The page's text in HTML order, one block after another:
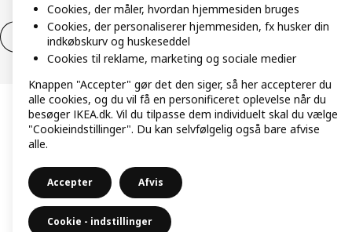
Fortryd dit køb Fortryd dit køb af service
Cookies, der måler, hvordan hjemmesiden bruges
Cookies, der personaliserer hjemmesiden, fx husker din
indkøbskurv og huskeseddel
Cookies til reklame, marketing og sociale medier
Knappen "Accepter" gør det den siger, så her accepterer du
alle cookies, og du vil få en personificeret oplevelse når du
besøger IKEA.dk. Vil du tilpasse dem individuelt skal du vælge
"Cookieindstillinger". Du kan selvfølgelig også bare afvise
alle.
Accepter Afvis
Cookie - indstillinger